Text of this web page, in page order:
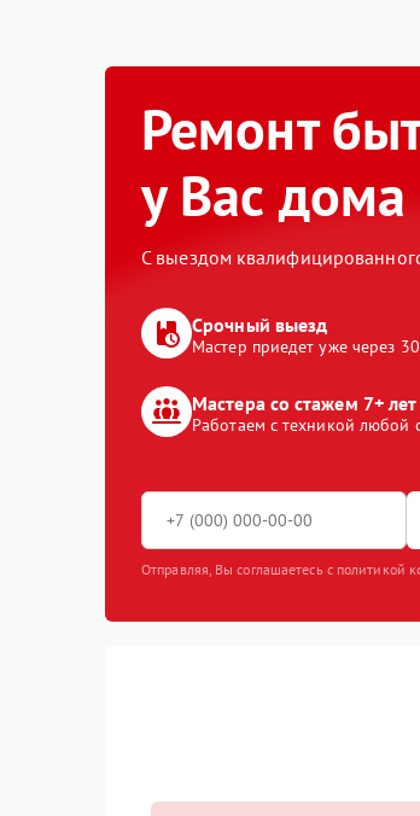
Ремонт
у Вас дома
С выездом
Срочный выезд
Мастер приедет уже через
Мастера со стажем 7+ лет
Работаем с техникой любой
Отправляя, Вы соглашаетесь с политикой